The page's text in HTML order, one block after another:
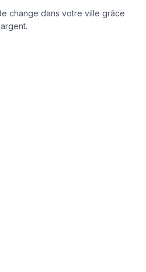
change dans votre ville grâce